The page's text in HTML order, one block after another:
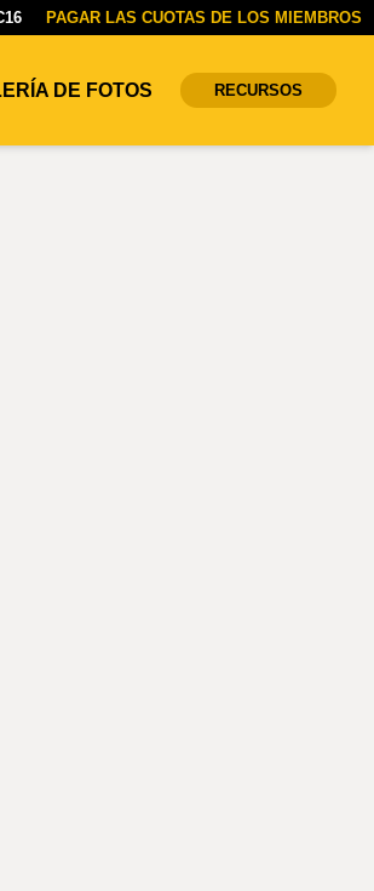
PAGAR LAS CUOTAS DE LOS MIEMBROS
DE FOTOS RECURSOS